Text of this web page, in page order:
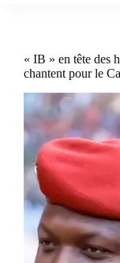
« IB » en tête des
chantent pour le